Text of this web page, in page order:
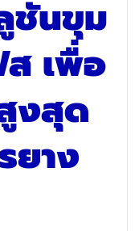
ชันขุม
เพื่อ
งสุด
ยาง